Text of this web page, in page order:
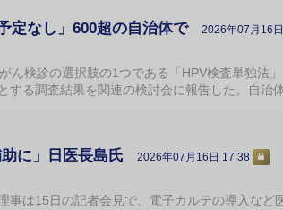
定なし」600超の自治体で 2026年07月16
ん検診の選択肢の1つである「HPV検査単独法
する調査結果を関連の検討会に報告した。自治
に」日医長島氏 2026年07月16日 17:38
は15日の記者会見で、電子カルテの導入など